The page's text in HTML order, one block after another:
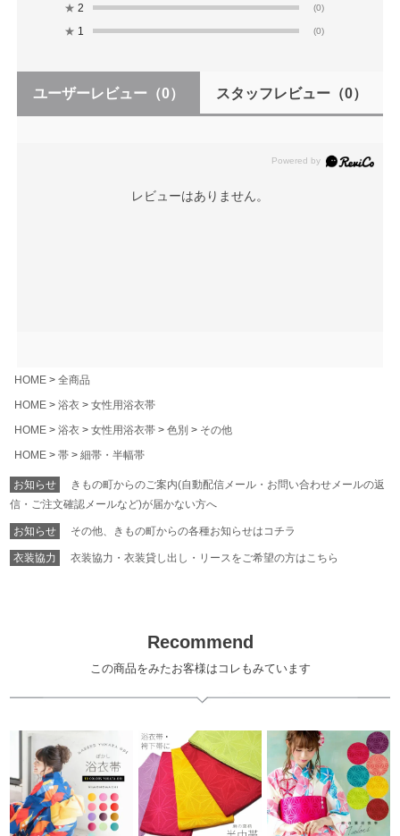
★ 2 (0)
★ 1 (0)
ユーザーレビュー （0） スタッフレビュー（0）
レビューはありません。
HOME
全商品
HOME
浴衣
女性用浴衣帯
HOME
浴衣 女性用浴衣帯 色別
その他
HOME
帯 細帯・半幅帯
お知らせ
きもの町からのご案内(自動配信メール・お問い合わせメールの返
信・ご注文確認メールなど)が届かない方へ
お知らせ その他、きもの町からの各種お知らせはコチラ
衣装協力 衣装協力・衣装貸し出し・リースをご希望の方はこちら
Recommend
この商品をみたお客様はコレもみています